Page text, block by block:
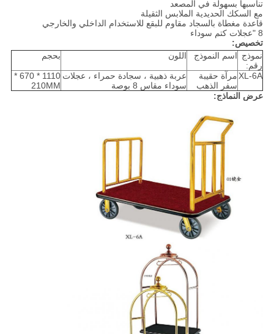
تناسبها بسهولة في المصعد
مع السكك الحديدية الملابس الثقيلة
قاعدة مغطاة بالسجاد مقاوم للبقع للاستخدام الداخلي والخارجي
8 "عجلات كتم سوداء
تخصيص:
نموذج
رقم:
اسم النموذج اللون بحجم
XL-6Aمرآة حقيبة
سفر الذهب
عربة ذهبية ، سجادة حمراء ، عجلات
سوداء مقاس 8 بوصة
1110 * 670 *
210MM
عرض النماذج: